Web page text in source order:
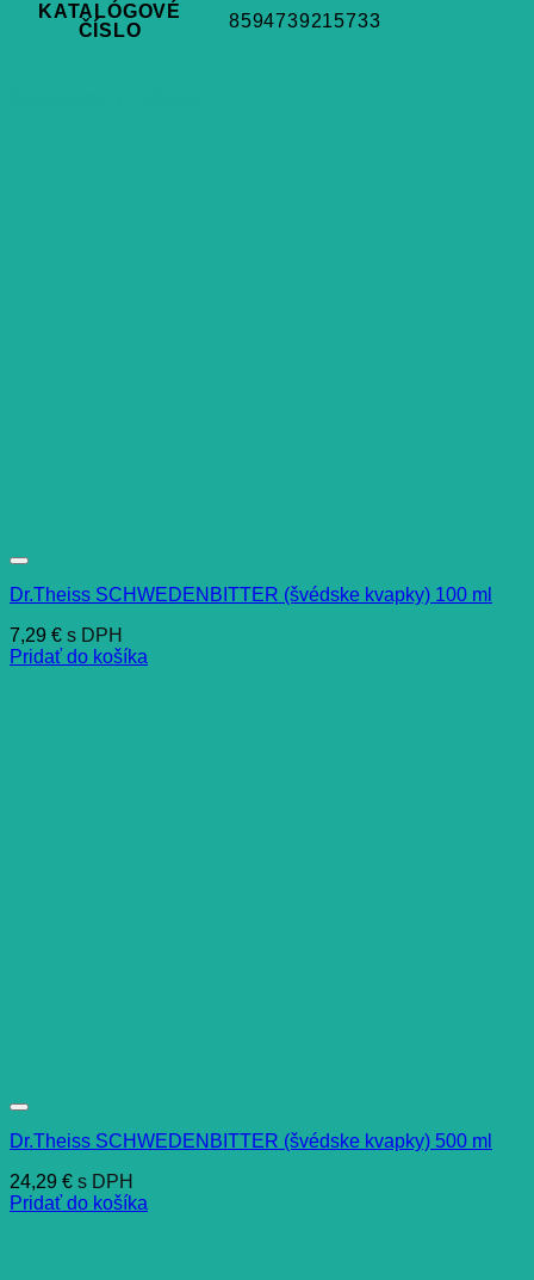
KATALÓGOVÉ
ČÍSLO
8594739215733
Dr.Theiss SCHWEDENBITTER (švédske kvapky) 100 ml
7,29 € s DPH
Pridať do košíka
Dr.Theiss SCHWEDENBITTER (švédske kvapky) 500 ml
24,29 € s DPH
Pridať do košíka